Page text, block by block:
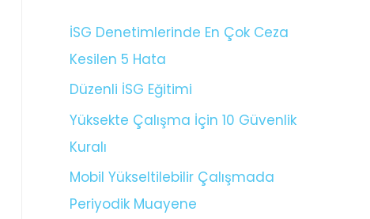
İSG Denetimlerinde En Çok Ceza
Kesilen 5 Hata
Düzenli İSG Eğitimi
Yüksekte Çalışma İçin 10 Güvenlik
Kuralı
Mobil Yükseltilebilir Çalışmada
Periyodik Muayene